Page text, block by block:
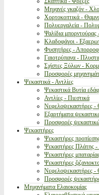
Μηχανές γκαζόν -
Χορτοκοπτικά -
Πολυεργαλεία -
Ψαλίδια μπορντούρας
Κλαδοφάγοι -
Φυσητήρες -
Γαιοτρύπανα -
Σχίστες Ξύλων -
Προσφορές
Ψεκαστικά - Αντλίες
Ψεκαστικά Βυτία
Αντλίες - Πιεστικά
Νεφελοψεκαστήρες -
Εξαρτήματα
Προσφορές
Ψεκαστήρες
Ψεκαστήρες
Ψεκαστήρες Πλάτης -
Ψεκαστήρες
Ψεκαστήρες
Νεφελοψεκαστήρες -
Προσφορές
Μηχανήματα Ελαιοκομίας